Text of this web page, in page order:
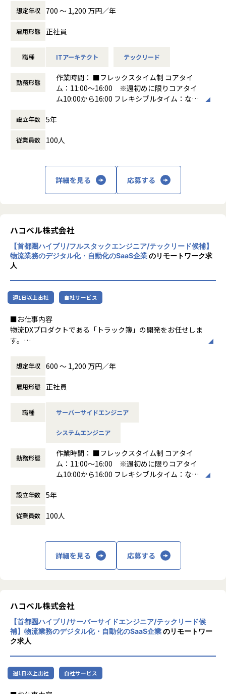
これらのプロダクトを通じて、物流現場により早く・より深
ロセスを推進しています。
に機動的に対応し、事業の成長を技術面から支えていただけ
■ポジションの魅力
われる
クトを与えるプロダクトを開発できます。
既に顧客の多いプロダクトのグロースをさらに加速させてい
く10→100など、
さまざまなフェーズのプロダクトを持っており、広い範囲で
ある
経験豊富なエンジニアと共にチーム単位で開発を進めるた
め、議論・レビュー・ペアプロ・モブプロを通じてスキルア
ップが可能です。
エンジニアメンバーでも顧客訪問を行うなど、現場理解をす
ることを大事にしています。
実際にほとんどのメンバーが一度は現場を見に行った経験が
また、社内のBizサイドやPdMと連携しながらプロダクトの
ビジョンを深く理解し、
要件定義や仕様策定に関与できる環境です。物流の最前線で
働くメンバーの声を直接聞きながら、リアルな現場の課題を
付いています。
要件定義などの上流工程や、開発プロセスの改善、技術・ア
ーキテクチャの選定にも主体的に関われる環境です。
める提案経験も積むことができます。
領域を限定せずに広くチャレンジすることが歓迎されるカル
チャーが浸透し、
「本人の意志・志向性に応じて、柔軟に役割を広げていく」
・入社5年目でVPoTにキャリアアップ
・20代でエンジニアリングマネージャーにキャリアアップ
・新卒2年目でカスタマーサクセスに挑戦するメンバー
・エンジニアからPdMへキャリアチェンジ
年齢を問わずご活躍できるフィールドがあり、20-30代の若
手メンバーが活躍しています！
的ボトルネックを解決し、
組織全体の開発効率と技術基盤の向上を実現するのが主な役
割です。
・技術POCと新規領域の実装
対し、生成AIをフル活用して迅速にプロトタイプを構築・検
証し、実装可能性を判断
・データ基盤・基盤システムの企画・構築
データ管理などの基盤整備を推進
- 既存プロダクト間の認証方式の統一、SSO導入など、全
・プロダクト間連携の中間システム開発
- 複数プロダクトを統合するAPIやデータパイプラインの設
・技術スタック・ライブラリの選定・導入
・VPoT・各プロダクトマネージャーとの技術的な相談対応
発効率改善の提案
こちらはあくまで一例となるため、状況に合わせて優先度判
断をしながら柔軟に広範囲の課題に対して取り組みます。
■募集背景
ハコベルは「物流の『次』を発明する」というミッションの
もと、マッチングサービス事業と物流DXサービス事業を展開
しています。
域では次々と新たな技術的課題が浮上しています。
ウント基盤の統一、複数プロダクト間の連携仕組みづくりな
特定のプロダクトチームだけでは解決できない横断的な課題
体制を立ち上げ、全社的な事業課題・技術課題を解決するエ
ンジニアを募集しています。
特に、生成AI（Claude等）をフル活用した高速な開発サイク
が必要です。
パートナーとなっていただきたいと考えています。
【生成AIフル活用による新しい開発体験】
従来の開発とは異なり、Claude等の最新生成AIをプロンプト
AIとの対話を通じた反復的な改善により、数日で機能を実
装・検証するサイクルが実現可能です。
単なる効率化ではなく、不確実性の高い環境での意思決定そ
のものが高速化される経験ができます。
▼不確実性への対応と裁量の大きさ
が自明でない課題が日常です。
想定年収 700 〜 1,200 万円／年
雇用形態 正社員
職種 ITアーキテクト テックリード
勤務形態
作業時間： ■フレックスタイム制 コアタイ
ム：11:00～16:00 ※週初めに限りコアタイ
ム10:00から16:00 フレキシブルタイム：なし
間が6時間を超え8時間以下の場合は45分、8
働き方：
設立年数 5年
従業員数 100人
詳細を見る 応募する
ハコベル株式会社
【首都圏ハイブリ/フルスタックエンジニア/テックリード候補】
物流業務のデジタル化・自動化のSaaS企業のリモートワーク求
人
週1日以上出社 自社サービス
■お仕事内容
物流DXプロダクトである「トラック簿」の開発をお任せしま
す。
を的確に捉え、
それらを技術的な最適解へと昇華していくことが求められま
す。
また、単なる機能開発にとどまらず、ユーザー体験や業務変
プロダクトを通じて業界全体にインパクトを与えていく役割
・BizやPdMメンバーと連携し、プロダクトのビジョン、目
標達成に向けての開発および運用
・プロダクトがユーザーに提供する価値を理解し、その実現
・TLと連携したプログラミング言語やフレームワーク、ライ
・プロダクトの安定した運用と定期的な改善サイクルの実現
物流DXサービス「トラック簿」は、物流拠点である倉庫にお
物流業界全体でDX推進の機運が高まっており、
当社の物流DXサービスへの需要も急速に拡大しています。
中長期的には技術負債の解消や、アーキテクチャ刷新、プロ
ダクト競争力の強化をしていくためのシステム改善が求めら
れるプロダクトとなっております。
この重要な変⾰を共に推進していただける方を募集しており
ます。
想定年収 600 〜 1,200 万円／年
雇用形態 正社員
職種 サーバーサイドエンジニア
システムエンジニア
勤務形態
作業時間： ■フレックスタイム制 コアタイ
ム：11:00～16:00 ※週初めに限りコアタイ
ム10:00から16:00 フレキシブルタイム：なし
間が6時間を超え8時間以下の場合は45分、8
働き方：
設立年数 5年
従業員数 100人
詳細を見る 応募する
ハコベル株式会社
【首都圏ハイブリ/サーバーサイドエンジニア/テックリード候
補】物流業務のデジタル化・自動化のSaaS企業のリモートワー
ク求人
週1日以上出社 自社サービス